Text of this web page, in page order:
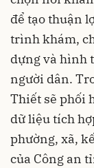
để tạo thuận
trình khám,
dựng và hình
người dân.
Thiết sẽ phối
dữ liệu tích
phường, xã,
của Công an